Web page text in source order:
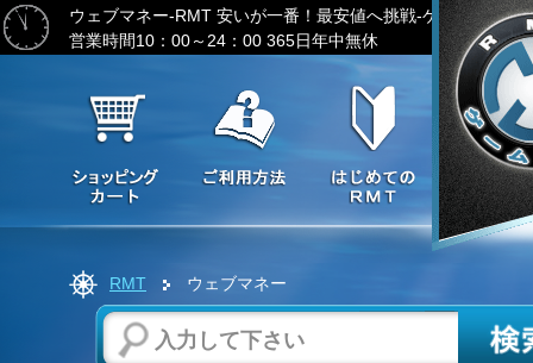
ウェブマネー-RMT 安いが一番！最安値へ挑戦-ゲーム通貨の
営業時間10：00～24：00 365日年中無休
RMT ウェブマネー